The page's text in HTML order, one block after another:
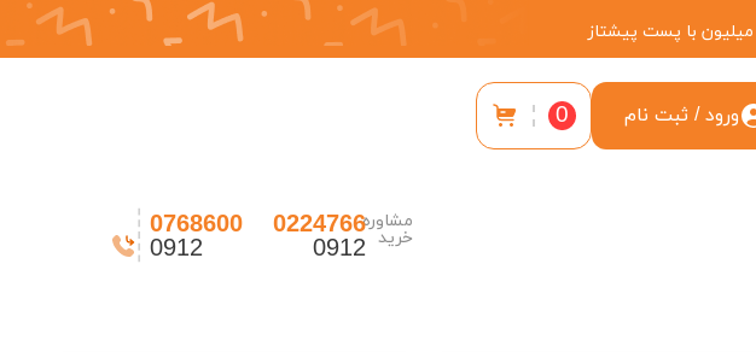
ورود / ثبت نام 0
مشاوره
خرید 0224766
0912
0768600
0912